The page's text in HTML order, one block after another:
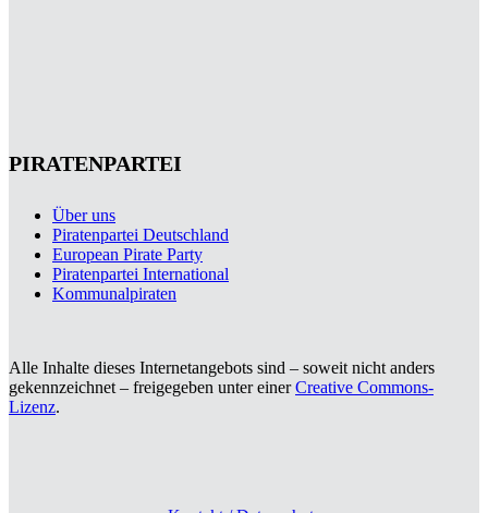
PIRATENPARTEI
Über uns
Piratenpartei Deutschland
European Pirate Party
Piratenpartei International
Kommunalpiraten
Alle Inhalte dieses Internetangebots sind – soweit nicht anders
gekennzeichnet – freigegeben unter einerCreative Commons-
Lizenz.